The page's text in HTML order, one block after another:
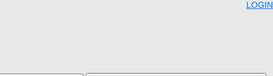
LOGIN